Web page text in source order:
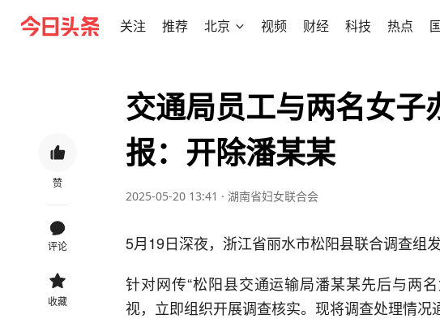
关注 推荐 北京 视频 财经 科技 热点
赞
评论
收藏
交通局员工与两名女子
报：开除潘某某
2025-05-20 13:41 · 湖南省妇女联合会
5月19日深夜，浙江省丽水市松阳县联合调查组
针对网传“松阳县交通运输局潘某某先后与两
视，立即组织开展调查核实。现将调查处理情况